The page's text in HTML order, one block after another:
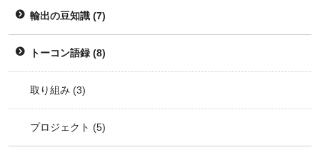
輸出の豆知識 (7)
トーコン語録 (8)
取り組み (3)
プロジェクト (5)